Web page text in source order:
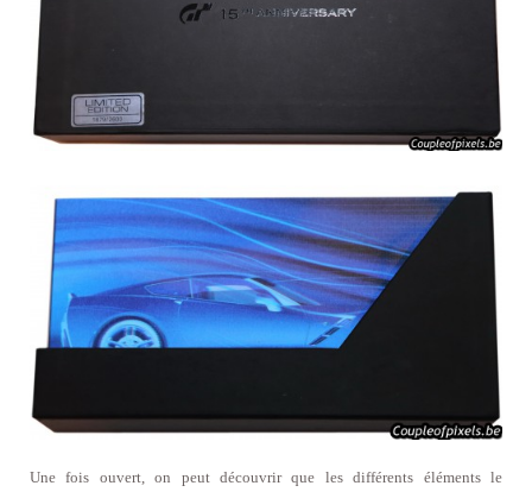
Une fois ouvert, on peut découvrir que les différents éléments le